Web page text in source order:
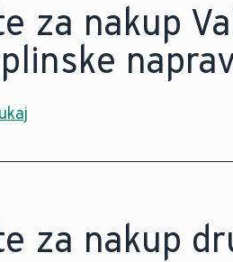
za nakup
za nakup